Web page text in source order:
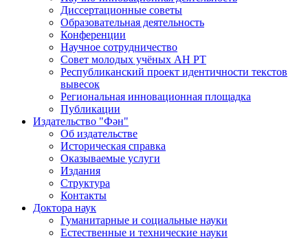
Диссертационные советы
Образовательная деятельность
Конференции
Научное сотрудничество
Совет молодых учёных АН РТ
Республиканский проект идентичности текстов
вывесок
Региональная инновационная площадка
Публикации
Издательство "Фән"
Об издательстве
Историческая справка
Оказываемые услуги
Издания
Структура
Контакты
Доктора наук
Гуманитарные и социальные науки
Естественные и технические науки